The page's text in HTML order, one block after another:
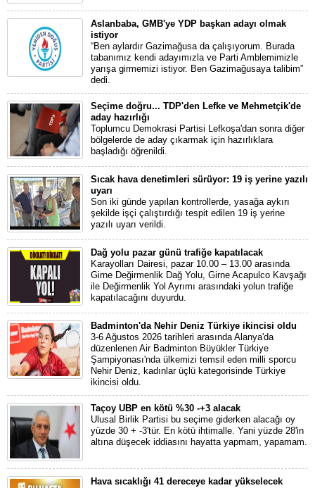
Aslanbaba, GMB'ye YDP başkan adayı olmak
istiyor
“Ben aylardır Gazimağusa da çalışıyorum. Burada
tabanımız kendi adayımızla ve Parti Amblemimizle
yarışa girmemizi istiyor. Ben Gazimağusaya talibim”
dedi.
Seçime doğru... TDP'den Lefke ve Mehmetçik'de
aday hazırlığı
Toplumcu Demokrasi Partisi Lefkoşa'dan sonra diğer
bölgelerde de aday çıkarmak için hazırlıklara
başladığı öğrenildi.
Sıcak hava denetimleri sürüyor: 19 iş yerine yazılı
uyarı
Son iki günde yapılan kontrollerde, yasağa aykırı
şekilde işçi çalıştırdığı tespit edilen 19 iş yerine
yazılı uyarı verildi.
Dağ yolu pazar günü trafiğe kapatılacak
Karayolları Dairesi, pazar 10.00 – 13.00 arasında
Girne Değirmenlik Dağ Yolu, Girne Acapulco Kavşağı
ile Değirmenlik Yol Ayrımı arasındaki yolun trafiğe
kapatılacağını duyurdu.
Badminton'da Nehir Deniz Türkiye ikincisi oldu
3-6 Ağustos 2026 tarihleri arasında Alanya'da
düzenlenen Air Badminton Büyükler Türkiye
Şampiyonası'nda ülkemizi temsil eden milli sporcu
Nehir Deniz, kadınlar üçlü kategorisinde Türkiye
ikincisi oldu.
Taçoy UBP en kötü %30 -+3 alacak
Ulusal Birlik Partisi bu seçime giderken alacağı oy
yüzde 30 + -3'tür. En kötü ihtimalle. Yani yüzde 28'in
altına düşecek iddiasını hayatta yapmam, yapamam.
Hava sıcaklığı 41 dereceye kadar yükselecek